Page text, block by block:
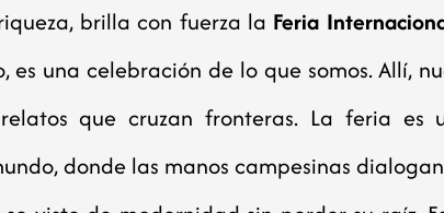
brilla con fuerza la Feria
es una celebración de lo que somos. Allí,
que cruzan fronteras. La feria
donde las manos campesinas